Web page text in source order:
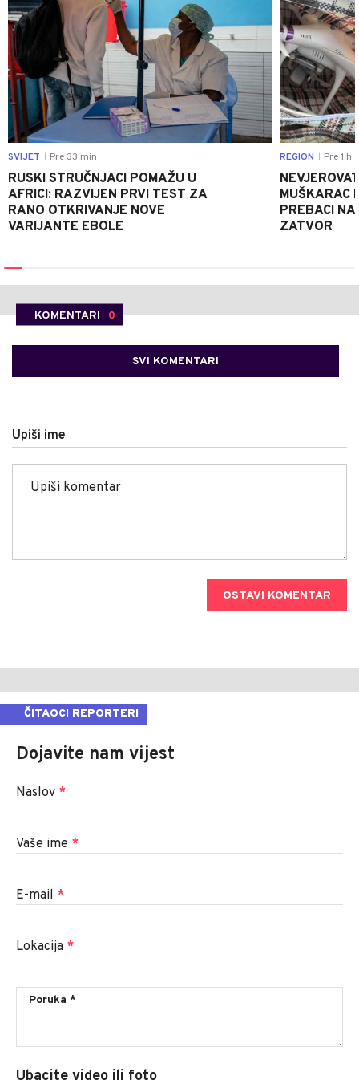
SVIJET Pre 33 min
RUSKI STRUČNJACI POMAŽU U
AFRICI: RAZVIJEN PRVI TEST ZA
RANO OTKRIVANJE NOVE
VARIJANTE EBOLE
REGION Pre 1 h
MUŠKARAC
PREBACI
ZATVOR
KOMENTARI 0
SVI KOMENTARI
Upiši ime
OSTAVI KOMENTAR
ČITAOCI REPORTERI
Dojavite nam vijest
Naslov *
Vaše ime *
E-mail *
Lokacija *
Ubacite video ili foto